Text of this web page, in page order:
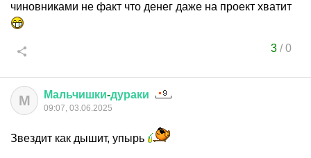
чиновниками не факт что денег даже на проект хватит
3/0
М Мальчишки-дураки
09:07, 03.06.2025
Звездит как дышит, упырь